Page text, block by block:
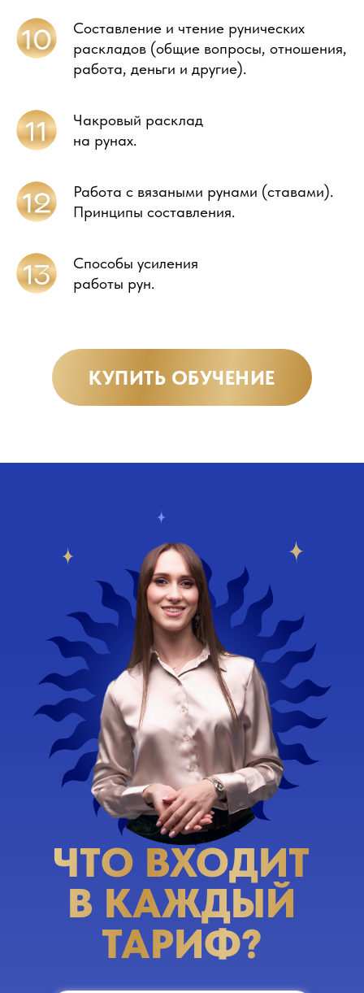
Cоставление и чтение рунических
раскладов (общие вопросы, отношения,
работа, деньги и другие).
Чакровый расклад
на рунах.
Работа с вязаными рунами (ставами).
Принципы составления.
Способы усиления
работы рун.
КУПИТЬ ОБУЧЕНИЕ
ЧТО ВХОДИТ
В КАЖДЫЙ
ТАРИФ?